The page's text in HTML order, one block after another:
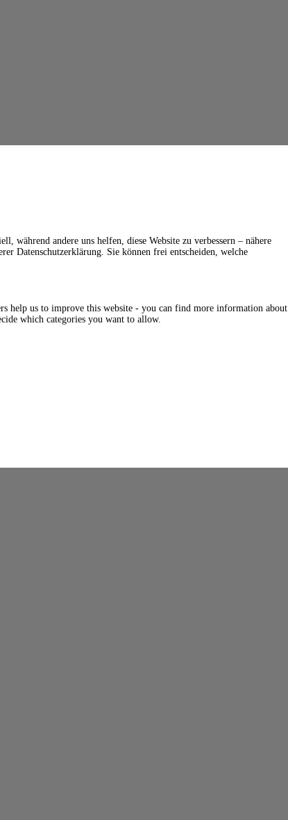
während andere uns helfen, diese Website zu verbessern – nähere
Datenschutzerklärung. Sie können frei entscheiden, welche
help us to improve this website - you can find more information about
which categories you want to allow.